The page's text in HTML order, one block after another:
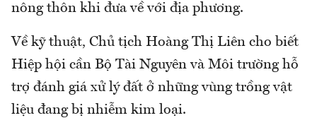
nông thôn khi đưa về với địa phương.
Về kỹ thuật, Chủ tịch Hoàng Thị Liên cho biết
Hiệp hội cần Bộ Tài Nguyên và Môi trường hỗ
trợ đánh giá xử lý đất ở những vùng trồng vật
liệu đang bị nhiễm kim loại.